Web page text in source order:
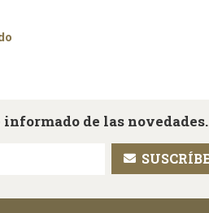
de las novedades.